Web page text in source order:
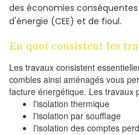
des économies
d'énergie (CEE) et de fioul.
En quoi consistent les
Les travaux consistent
combles ainsi aménagés vous
facture énergétique. Les travaux
l'isolation thermique
l'isolation par soufflage
l'isolation des comptes